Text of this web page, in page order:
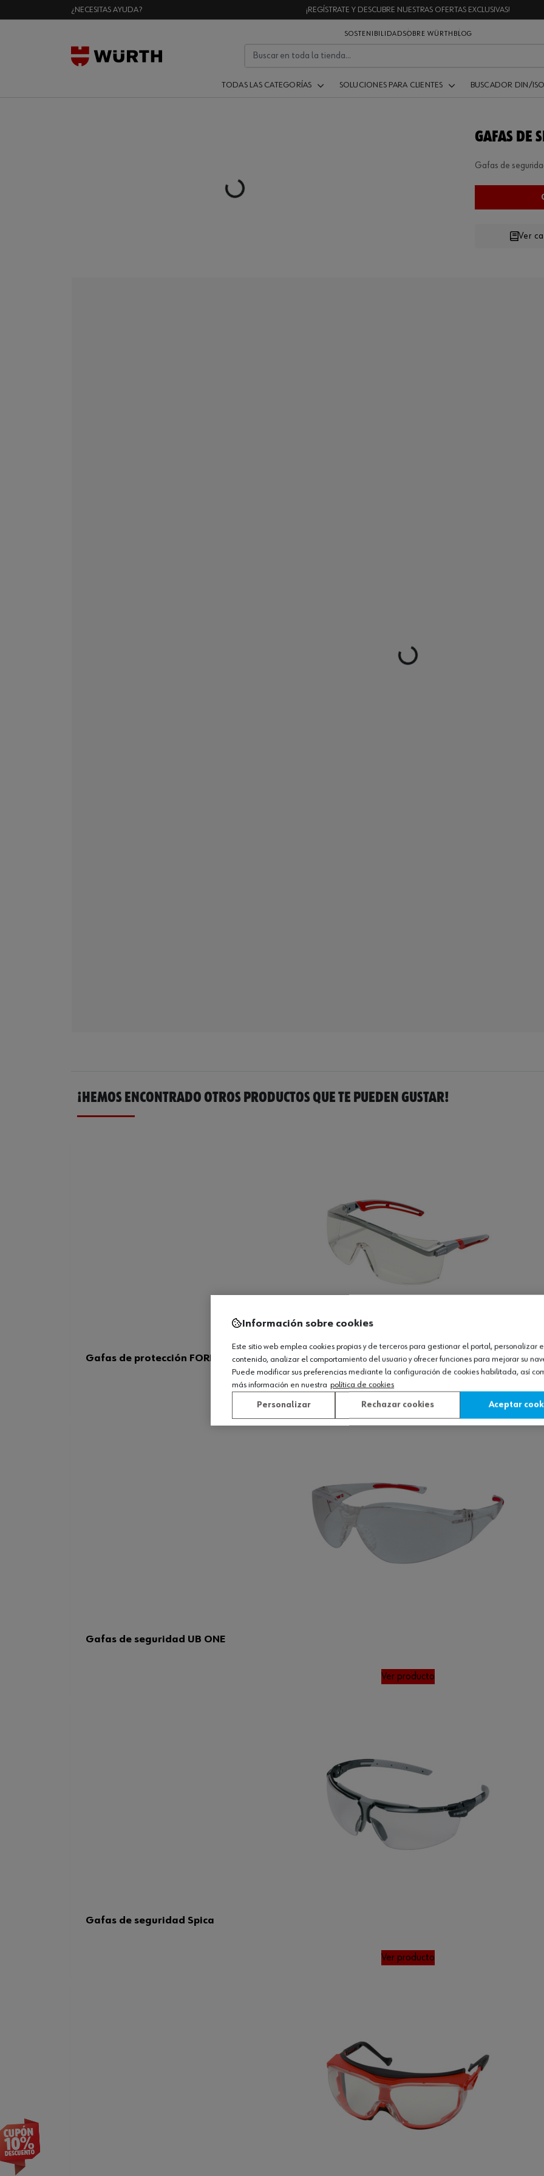
¿NECESITAS AYUDA? ¡REGÍSTRATE Y DESCUBRE NUESTRAS OFERTAS EXCLUSIVAS!
SOSTENIBILIDADSOBRE WÜRTH BLOG
TODAS LAS CATEGORÍAS SOLUCIONES PARA CLIENTES BUSCADOR DIN/ISO
Loading...
GAFAS DE
Gafas de
Ver
¡HEMOS ENCONTRADO OTROS PRODUCTOS QUE TE PUEDEN GUSTAR!
Gafas de protección FORNAX PLUS
Ver producto
Gafas de seguridad UB ONE
Ver producto
Gafas de seguridad Spica
Ver producto
Información sobre cookies
Este sitio web emplea cookies propias y de terceros para gestionar el portal, personalizar
contenido, analizar el comportamiento del usuario y ofrecer funciones para mejorar su
Puede modificar sus preferencias mediante la configuración de cookies habilitada, así
más información en nuestra política de cookies
Personalizar Rechazar cookies Aceptar